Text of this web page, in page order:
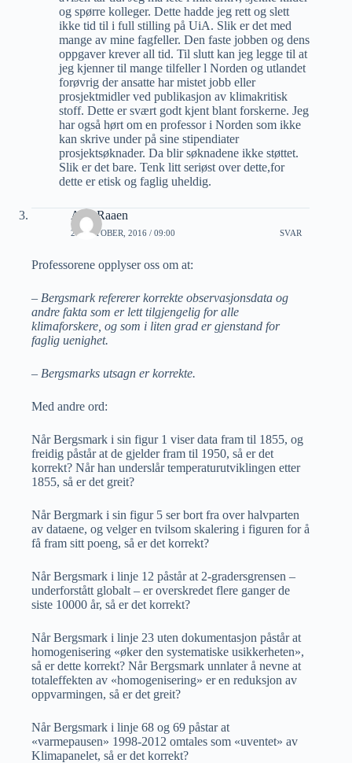
og spørre kolleger. Dette hadde jeg rett og slett
ikke tid til i full stilling på UiA. Slik er det med
mange av mine fagfeller. Den faste jobben og dens
oppgaver krever all tid. Til slutt kan jeg legge til at
jeg kjenner til mange tilfeller l Norden og utlandet
forøvrig der ansatte har mistet jobb eller
prosjektmidler ved publikasjon av klimakritisk
stoff. Dette er svært godt kjent blant forskerne. Jeg
har også hørt om en professor i Norden som ikke
kan skrive under på sine stipendiater
prosjektsøknader. Da blir søknadene ikke støttet.
Slik er det bare. Tenk litt seriøst over dette,for
dette er etisk og faglig uheldig.
A M Raaen
29 OKTOBER, 2016 / 09:00 SVAR
Professorene opplyser oss om at:
– Bergsmark refererer korrekte observasjonsdata og
andre fakta som er lett tilgjengelig for alle
klimaforskere, og som i liten grad er gjenstand for
faglig uenighet.
– Bergsmarks utsagn er korrekte.
Med andre ord:
Når Bergsmark i sin figur 1 viser data fram til 1855, og
freidig påstår at de gjelder fram til 1950, så er det
korrekt? Når han underslår temperaturutviklingen etter
1855, så er det greit?
Når Bergmark i sin figur 5 ser bort fra over halvparten
av dataene, og velger en tvilsom skalering i figuren for å
få fram sitt poeng, så er det korrekt?
Når Bergsmark i linje 12 påstår at 2-gradersgrensen –
underforstått globalt – er overskredet flere ganger de
siste 10000 år, så er det korrekt?
Når Bergsmark i linje 23 uten dokumentasjon påstår at
homogenisering «øker den systematiske usikkerheten»,
så er dette korrekt? Når Bergsmark unnlater å nevne at
totaleffekten av «homogenisering» er en reduksjon av
oppvarmingen, så er det greit?
Når Bergsmark i linje 68 og 69 påstar at
«varmepausen» 1998-2012 omtales som «uventet» av
Klimapanelet, så er det korrekt?